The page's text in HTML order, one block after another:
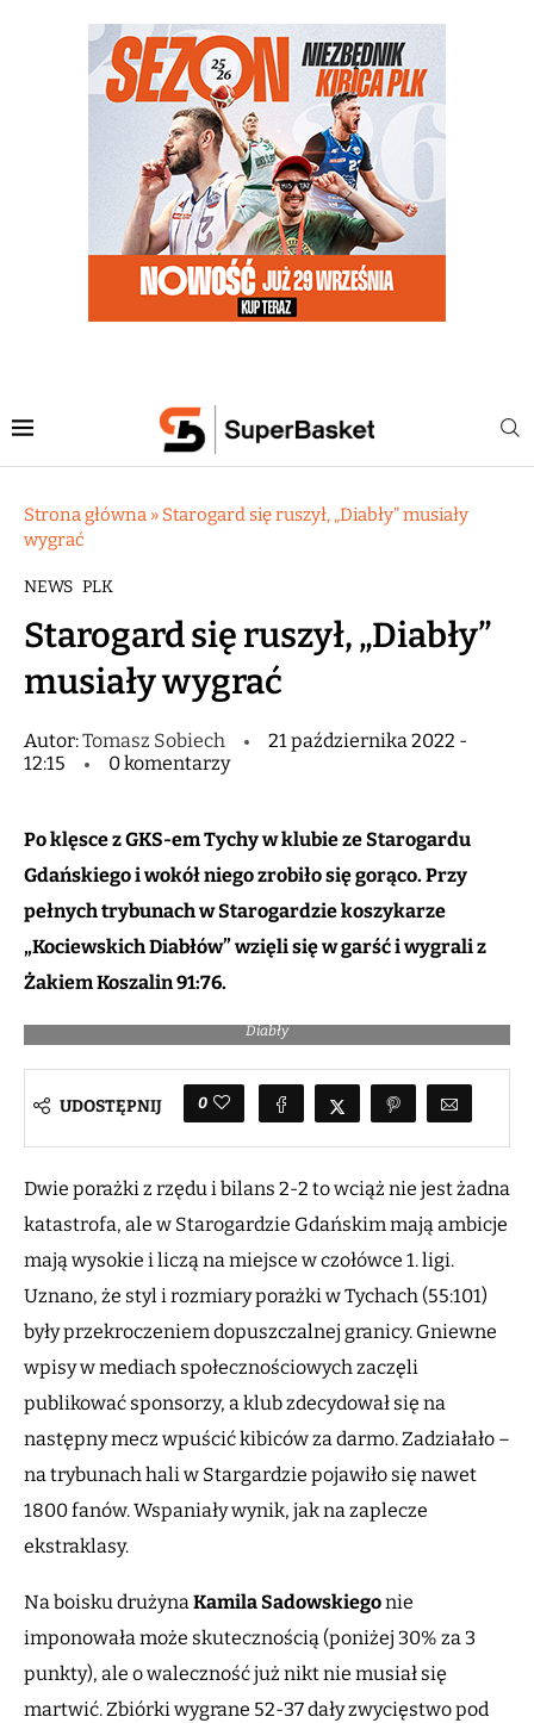
Strona główna » Starogard się ruszył, „Diabły” musiały
wygrać
NEWS PLK
Starogard się ruszył, „Diabły”
musiały wygrać
Autor:Tomasz Sobiech
21 października 2022 -
12:15
0 komentarzy
Po klęsce z GKS-em Tychy w klubie ze Starogardu
Gdańskiego i wokół niego zrobiło się gorąco. Przy
pełnych trybunach w Starogardzie koszykarze
„Kociewskich Diabłów” wzięli się w garść i wygrali z
Żakiem Koszalin 91:76.
Diabły
UDOSTĘPNIJ 0
Dwie porażki z rzędu i bilans 2-2 to wciąż nie jest żadna
katastrofa, ale w Starogardzie Gdańskim mają ambicje
mają wysokie i liczą na miejsce w czołówce 1. ligi.
Uznano, że styl i rozmiary porażki w Tychach (55:101)
były przekroczeniem dopuszczalnej granicy. Gniewne
wpisy w mediach społecznościowych zaczęli
publikować sponsorzy, a klub zdecydował się na
następny mecz wpuścić kibiców za darmo. Zadziałało –
na trybunach hali w Stargardzie pojawiło się nawet
1800 fanów. Wspaniały wynik, jak na zaplecze
ekstraklasy.
Na boisku drużynaKamila Sadowskiegonie
imponowała może skutecznością (poniżej 30% za 3
punkty), ale o waleczność już nikt nie musiał się
martwić. Zbiórki wygrane 52-37 dały zwycięstwo pod